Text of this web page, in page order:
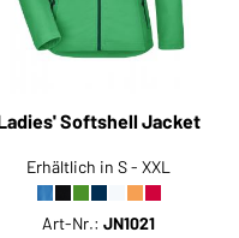
Softshell Jacket
Erhältlich in S - XXL
Art-Nr.: JN1021